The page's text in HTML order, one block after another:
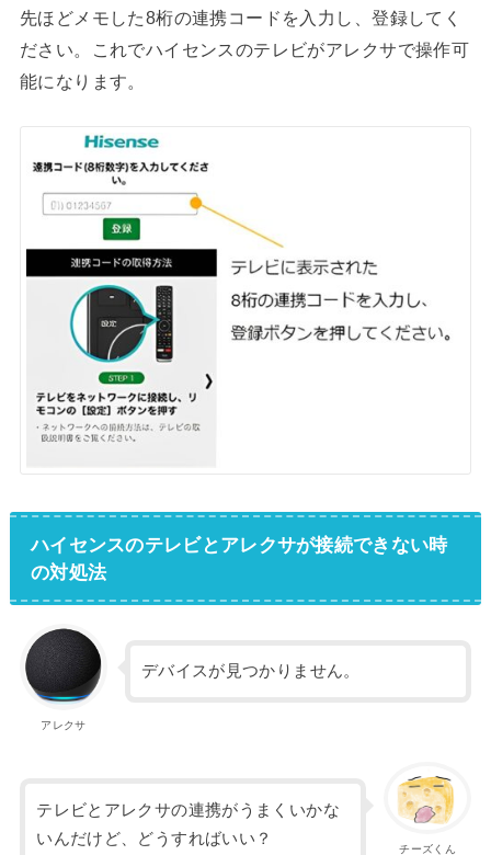
先ほどメモした8桁の連携コードを入力し、登録してく
ださい。これでハイセンスのテレビがアレクサで操作可
能になります。
ハイセンスのテレビとアレクサが接続できない時
の対処法
アレクサ
デバイスが見つかりません。
チーズくん
テレビとアレクサの連携がうまくいかな
いんだけど、どうすればいい？